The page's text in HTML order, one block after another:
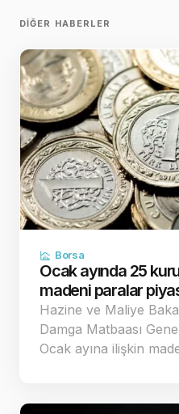
DIĞER HABERLER
Borsa
Ocak ayında 25
madeni paralar
Hazine ve Maliye
Damga Matbaası
Ocak ayına ilişkin